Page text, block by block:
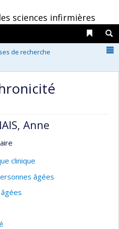
sciences infirmières
Liens
de recherche
Anne
clinique
âgées